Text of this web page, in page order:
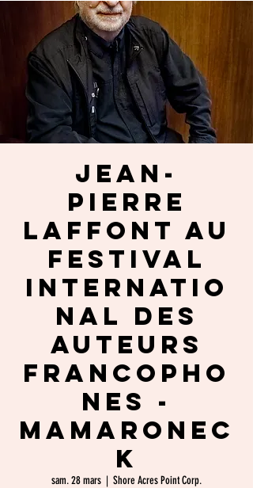
JEAN-
PIERRE
LAFFONT au
Festival
Internatio
nal des
Auteurs
Francopho
nes -
Mamaronec
k
sam. 28 mars
  |
Shore Acres Point Corp.